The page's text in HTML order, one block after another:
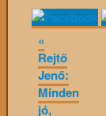
«
Rejtő
Jenő:
Minden
jó,